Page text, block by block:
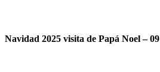
Navidad 2025 visita de Papá Noel – 09